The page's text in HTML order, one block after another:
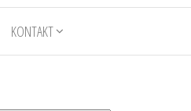
KONTAKT